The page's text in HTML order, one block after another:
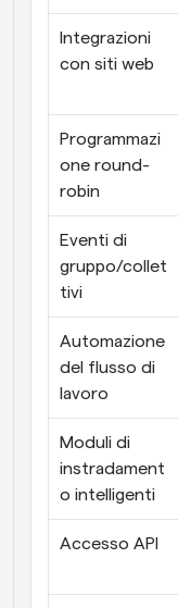
Integrazioni
con siti web
Programmazi
one round-
robin
Eventi di
gruppo/collet
tivi
Automazione
del flusso di
lavoro
Moduli di
instradament
o intelligenti
Accesso API